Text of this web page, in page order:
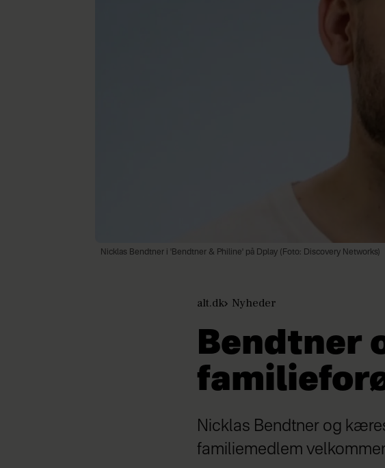
Nicklas Bendtner i 'Bendtner & Philine' på Dplay (Foto: Discovery Networks)
alt.dk Nyheder
Bendtner
Nicklas Bendtner og
familiemedlem